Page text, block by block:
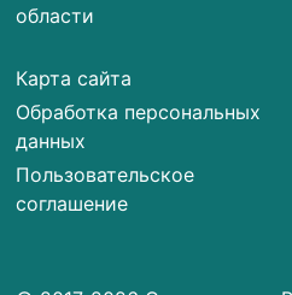
области
Карта сайта
Обработка персональных
данных
Пользовательское
соглашение